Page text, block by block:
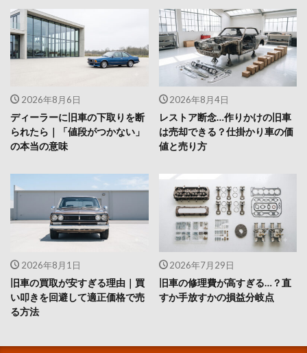
2026年8月6日
ディーラーに旧車の下取りを断
られたら｜「値段がつかない」
の本当の意味
2026年8月4日
レストア断念…作りかけの旧車
は売却できる？仕掛かり車の価
値と売り方
2026年8月1日
旧車の買取が安すぎる理由｜買
い叩きを回避して適正価格で売
る方法
2026年7月29日
旧車の修理費が高すぎる…？直
すか手放すかの損益分岐点